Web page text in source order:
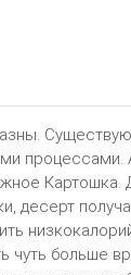
процессами.
десерт
чуть больше